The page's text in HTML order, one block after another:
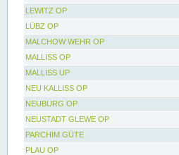
LEWITZ OP
LÜBZ OP
MALCHOW WEHR OP
MALLISS OP
MALLISS UP
NEU KALLISS OP
NEUBURG OP
NEUSTADT GLEWE OP
PARCHIM GÜTE
PLAU OP